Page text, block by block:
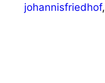
johannisfriedhof,